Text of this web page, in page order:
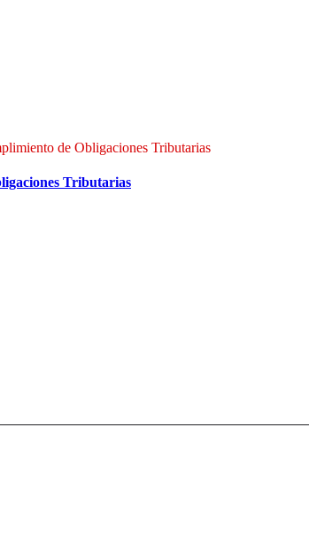
de Obligaciones Tributarias
Tributarias